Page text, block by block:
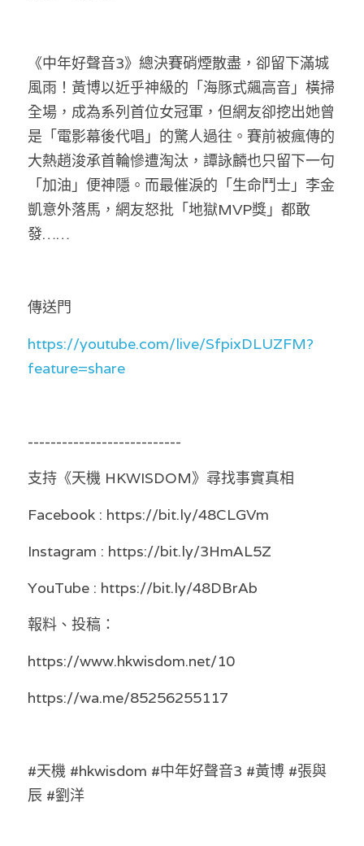
KOL 精選
大衛sir專欄
曾子晴 - 晴深直說
龔靜儀大律師專欄
陳貴春大律師專欄
陳子遷律師專欄
溫志倫專欄
汪明欣專欄
香港科技專上書院｜專欄
《中年好聲音3》總決賽硝煙散盡，卻留下滿城
風雨！黃博以近乎神級的「海豚式飆高音」橫掃
全場，成為系列首位女冠軍，但網友卻挖出她曾
是「電影幕後代唱」的驚人過往。賽前被瘋傳的
大熱趙浚承首輪慘遭淘汰，譚詠麟也只留下一句
「加油」便神隱。而最催淚的「生命鬥士」李金
凱意外落馬，網友怒批「地獄MVP獎」都敢
發……
傳送門
https://youtube.com/live/SfpixDLUZFM?
feature=share
---------------------------
支持《天機 HKWISDOM》尋找事實真相
Facebook : https://bit.ly/48CLGVm
Instagram : https://bit.ly/3HmAL5Z
YouTube : https://bit.ly/48DBrAb
報料、投稿：
https://www.hkwisdom.net/10
https://wa.me/85256255117
#天機 #hkwisdom #中年好聲音3 #黃博 #張與
辰 #劉洋